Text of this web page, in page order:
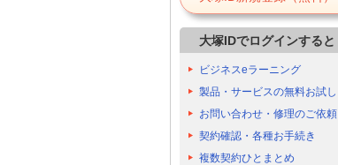
大塚IDでログインすると
ビジネスeラーニング
製品・サービスの無料お試し
お問い合わせ・修理のご依頼
契約確認・各種お手続き
複数契約ひとまとめ